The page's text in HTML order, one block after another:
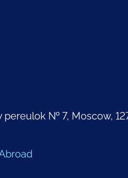
pereulok № 7, Moscow,